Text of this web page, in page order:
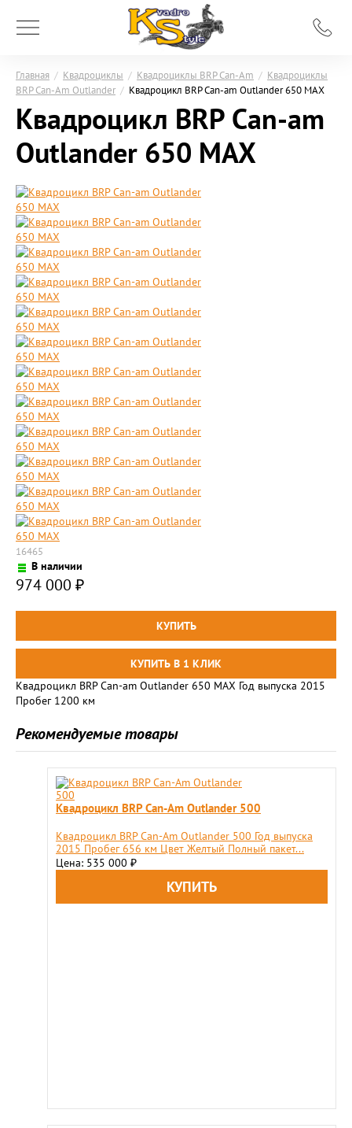
Главная / Квадроциклы / Квадроциклы BRP Can-Am / Квадроциклы
BRP Can-Am Outlander / Квадроцикл BRP Сan-am Outlander 650 MAX
Квадроцикл BRP Сan-am
Outlander 650 MAX
16465
В наличии
974 000 ₽
Квадроцикл BRP Сan-am Outlander 650 MAX Год выпуска 2015
Пробег 1200 км
Рекомендуемые товары
Квадроцикл BRP Can-Am Outlander 500
Квадроцикл BRP Can-Am Outlander 500 Год выпуска
2015 Пробег 656 км Цвет Желтый Полный пакет...
Цена: 535 000 ₽